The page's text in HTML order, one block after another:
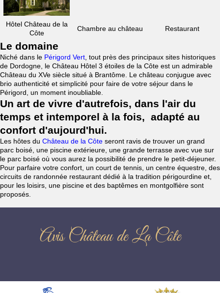
Hôtel Château de la
Côte
Chambre au château Restaurant
Le domaine
Niché dans le Périgord Vert , tout près des principaux sites historiques
de Dordogne, le Château Hôtel 3 étoiles de la Côte est un admirable
Château du XVe siècle situé à Brantôme. Le château conjugue avec
brio authenticité et simplicité pour faire de votre séjour dans le
Périgord, un moment inoubliable.
Un art de vivre d'autrefois, dans l'air du
temps et intemporel à la fois, adapté au
confort d'aujourd'hui.
Les hôtes du Château de la Côte seront ravis de trouver un grand
parc boisé, une piscine extérieure, une grande terrasse avec vue sur
le parc boisé où vous aurez la possibilité de prendre le petit-déjeuner.
Pour parfaire votre confort, un court de tennis, un centre équestre, des
circuits de randonnée restaurant dédié à la tradition périgourdine et,
pour les loisirs, une piscine et des baptêmes en montgolfière sont
proposés.
Avis Château de La Côte